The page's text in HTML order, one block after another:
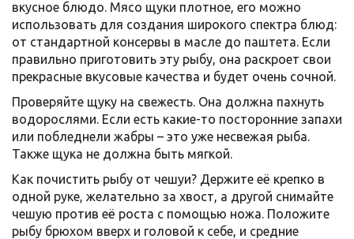
вкусное блюдо. Мясо щуки плотное, его можно
использовать для создания широкого спектра блюд:
от стандартной консервы в масле до паштета. Если
правильно приготовить эту рыбу, она раскроет свои
прекрасные вкусовые качества и будет очень сочной.
Проверяйте щуку на свежесть. Она должна пахнуть
водорослями. Если есть какие-то посторонние запахи
или побледнели жабры – это уже несвежая рыба.
Также щука не должна быть мягкой.
Как почистить рыбу от чешуи? Держите её крепко в
одной руке, желательно за хвост, а другой снимайте
чешую против её роста с помощью ножа. Положите
рыбу брюхом вверх и головой к себе, и средние